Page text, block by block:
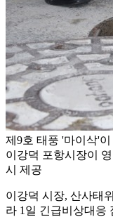
제9호 태풍 '마이삭'
이강덕 포항시장이
시 제공
이강덕 시장, 산사태
라 1일 긴급비상대응